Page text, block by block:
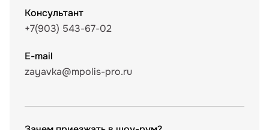
Консультант
+7(903) 543-67-02
E-mail
zayavka@mpolis-pro.ru